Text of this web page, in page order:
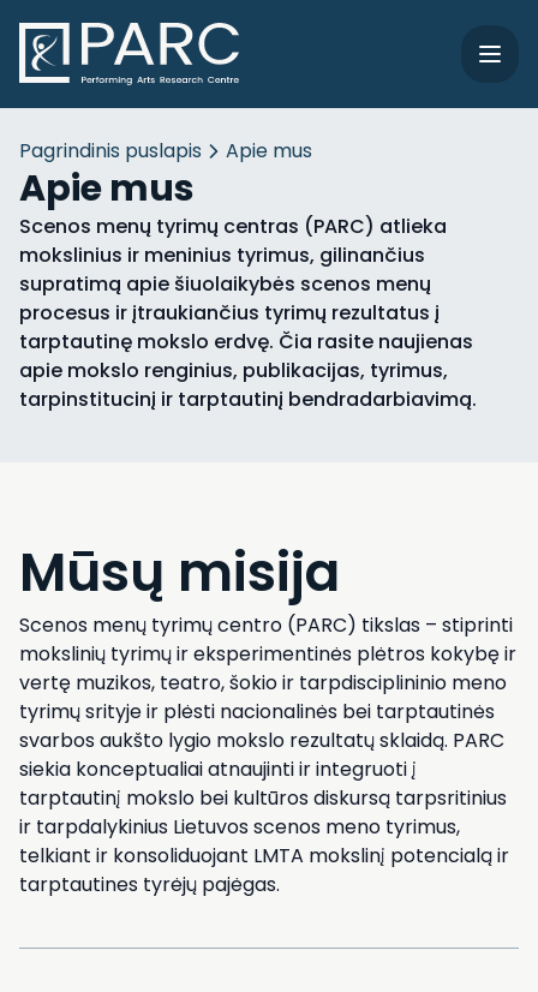
Pagrindinis puslapis Apie mus
Apie mus
Scenos menų tyrimų centras (PARC) atlieka
mokslinius ir meninius tyrimus, gilinančius
supratimą apie šiuolaikybės scenos menų
procesus ir įtraukiančius tyrimų rezultatus į
tarptautinę mokslo erdvę. Čia rasite naujienas
apie mokslo renginius, publikacijas, tyrimus,
tarpinstitucinį ir tarptautinį bendradarbiavimą.
Mūsų misija
Scenos menų tyrimų centro (PARC) tikslas – stiprinti
mokslinių tyrimų ir eksperimentinės plėtros kokybę ir
vertę muzikos, teatro, šokio ir tarpdisciplininio meno
tyrimų srityje ir plėsti nacionalinės bei tarptautinės
svarbos aukšto lygio mokslo rezultatų sklaidą. PARC
siekia konceptualiai atnaujinti ir integruoti į
tarptautinį mokslo bei kultūros diskursą tarpsritinius
ir tarpdalykinius Lietuvos scenos meno tyrimus,
telkiant ir konsoliduojant LMTA mokslinį potencialą ir
tarptautines tyrėjų pajėgas.